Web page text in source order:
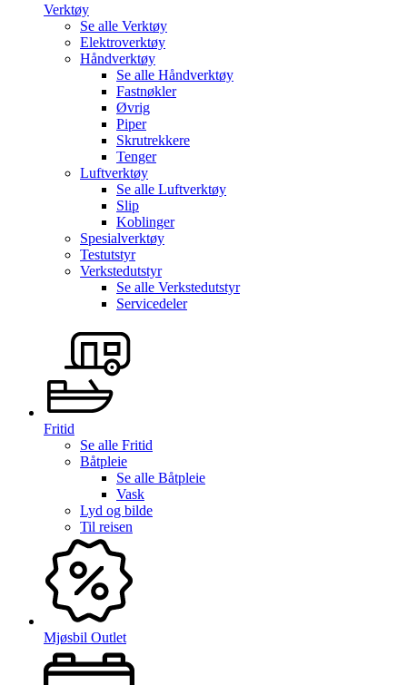
Verktøy
Se alle Verktøy
Elektroverktøy
Håndverktøy
Se alle Håndverktøy
Fastnøkler
Øvrig
Piper
Skrutrekkere
Tenger
Luftverktøy
Se alle Luftverktøy
Slip
Koblinger
Spesialverktøy
Testutstyr
Verkstedutstyr
Se alle Verkstedutstyr
Servicedeler
Fritid
Se alle Fritid
Båtpleie
Se alle Båtpleie
Vask
Lyd og bilde
Til reisen
Mjøsbil Outlet